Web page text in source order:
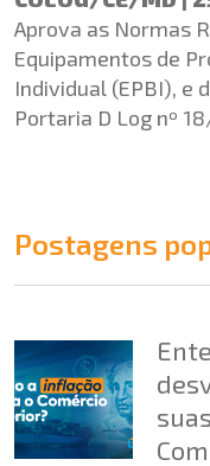
Aprova as Normas
Equipamentos de
Individual (EPBI), e
Portaria D Log nº
Postagens